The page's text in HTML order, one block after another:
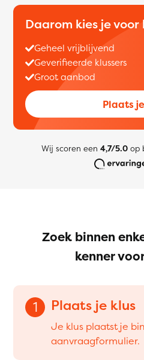
Daarom kies je voor
Geheel vrijblijvend
Geverifieerde klussers
Groot aanbod
Plaats
Wij scoren een 4,7/5.0op
Zoek binnen
kenner
1 Plaats je klus
Je klus plaatst je
aanvraagformulier.